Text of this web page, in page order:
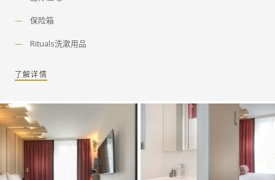
保险箱
Rituals洗漱用品
了解详情